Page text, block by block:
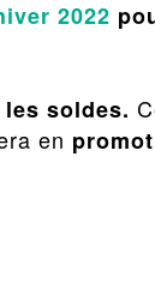
2022
soldes.
en